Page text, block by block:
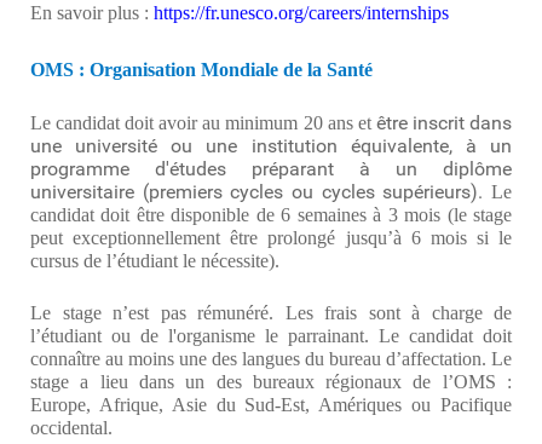
En savoir plus : https://fr.unesco.org/careers/internships
OMS : Organisation Mondiale de la Santé
Le candidat doit avoir au minimum 20 ans et être inscrit dans
une université ou une institution équivalente, à un
programme d'études préparant à un diplôme
universitaire (premiers cycles ou cycles supérieurs). Le
candidat doit être disponible de 6 semaines à 3 mois (le stage
peut exceptionnellement être prolongé jusqu’à 6 mois si le
cursus de l’étudiant le nécessite).
Le stage n’est pas rémunéré. Les frais sont à charge de
l’étudiant ou de l'organisme le parrainant. Le candidat doit
connaître au moins une des langues du bureau d’affectation. Le
stage a lieu dans un des bureaux régionaux de l’OMS :
Europe, Afrique, Asie du Sud-Est, Amériques ou Pacifique
occidental.